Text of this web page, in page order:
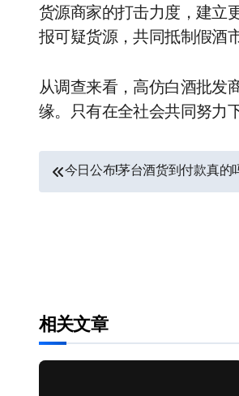
货源商家的打击力度，建立
报可疑货源，共同抵制假酒
从调查来看，高仿白酒批发
缘。只有在全社会共同努力
文今日公布!茅台酒货到付款真的
相关文章